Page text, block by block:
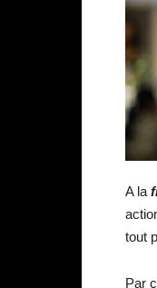
A la
tout
Par